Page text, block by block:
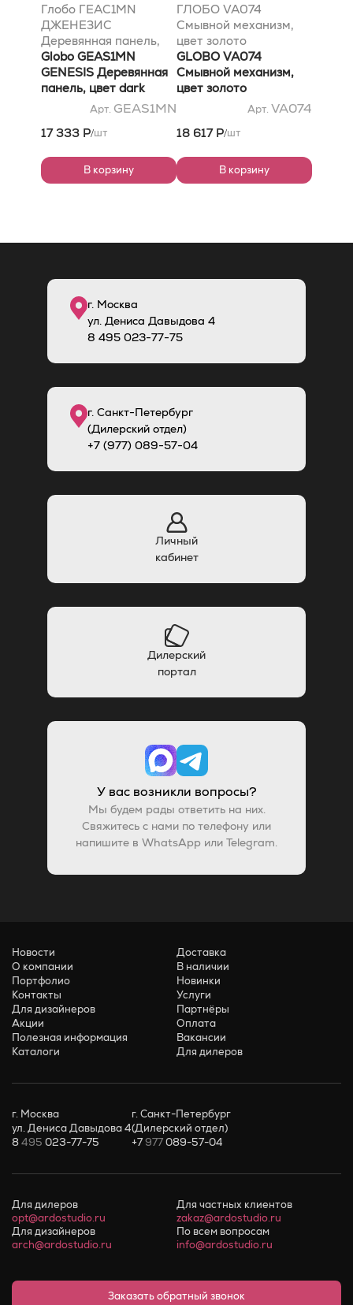
Глобо ГЕАС1MN
ДЖЕНЕЗИС
Деревянная панель,
цвет Дарк натуре
Globo GEAS1MN
GENESIS Деревянная
панель, цвет dark
Арт. GEAS1MN
17 333 Р/шт
В корзину
ГЛОБО VA074
Смывной механизм,
цвет золото
GLOBO VA074
Смывной механизм,
цвет золото
Арт. VA074
18 617 Р/шт
В корзину
г. Москва
ул. Дениса Давыдова 4
8 495 023-77-75
г. Санкт-Петербург
(Дилерский отдел)
+7 (977) 089-57-04
Личный
кабинет
Дилерский
портал
У вас возникли вопросы?
Мы будем рады ответить на них.
Свяжитесь с нами по телефону или
напишите в WhatsApp или Telegram.
Новости
О компании
Портфолио
Контакты
Для дизайнеров
Акции
Полезная информация
Каталоги
Доставка
В наличии
Новинки
Услуги
Партнёры
Оплата
Вакансии
Для дилеров
г. Москва
ул. Дениса Давыдова 4
8495 023-77-75
г. Санкт-Петербург
(Дилерский отдел)
+7977089-57-04
Для дилеров
opt@ardostudio.ru
Для частных клиентов
zakaz@ardostudio.ru
Для дизайнеров
arch@ardostudio.ru
По всем вопросам
info@ardostudio.ru
Заказать обратный звонок